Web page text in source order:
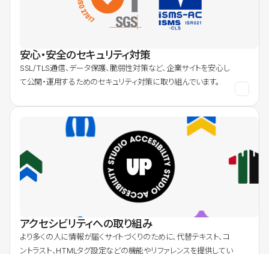
安心・安全のセキュリティ対策
SSL/TLS通信、データ保護、脆弱性対策など、企業サイトを安心し
て公開・運用するためのセキュリティ対策に取り組んでいます。
アクセシビリティへの取り組み
より多くの人に情報が届くサイトづくりのために、代替テキスト、コ
ントラスト、HTMLタグ設定などの機能やリファレンスを提供してい